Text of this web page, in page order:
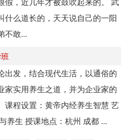
什么道长的，天天说自己的一阳
不敢...
出发，结合现代生活，以通俗的
家实用养生之道，并为企业家的
课程设置：黄帝内经养生智慧 艺
养生 授课地点：杭州 成都 ...